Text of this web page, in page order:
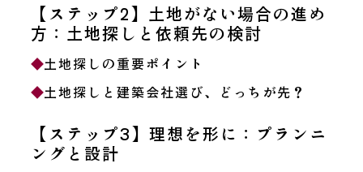
【ステップ2】土地がない場合の進め
方：土地探しと依頼先の検討
土地探しの重要ポイント
土地探しと建築会社選び、どっちが先？
【ステップ3】理想を形に：プランニ
ングと設計